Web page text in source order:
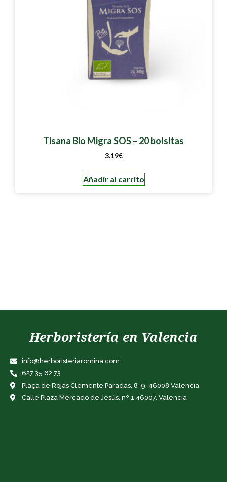
Tisana Bio Migra SOS – 20 bolsitas
3.19€
Añadir al carrito
Herboristería en Valencia
info@herboristeriaromina.com
627 35 62 73
Plaça de Rojas Clemente Paradas, 8-9, 46008 Valencia
Calle Plaza Mercado de Jesús, nº 1 46007, Valencia